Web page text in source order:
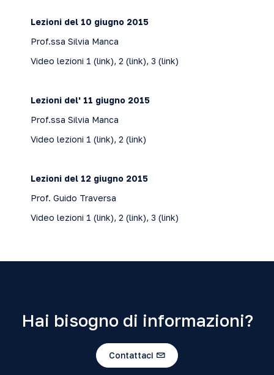
Lezioni del 10 giugno 2015
Prof.ssa Silvia Manca
Video lezioni 1 (link), 2 (link), 3 (link)
Lezioni del' 11 giugno 2015
Prof.ssa Silvia Manca
Video lezioni 1 (link), 2 (link)
Lezioni del 12 giugno 2015
Prof. Guido Traversa
Video lezioni 1 (link), 2 (link), 3 (link)
Hai bisogno di informazioni?
Contattaci